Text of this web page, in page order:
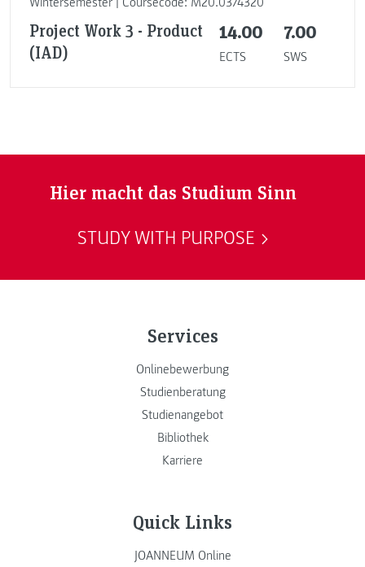
Project Work 3 - Product
(IAD)
14.00
ECTS
7.00
SWS
Hier macht das Studium Sinn
STUDY WITH PURPOSE
Services
Onlinebewerbung
Studienberatung
Studienangebot
Bibliothek
Karriere
Quick Links
JOANNEUM Online